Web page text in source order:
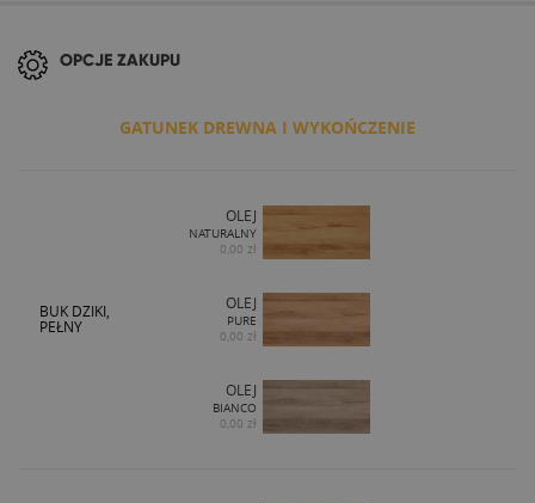
OPCJE ZAKUPU
GATUNEK DREWNA I WYKOŃCZENIE
BUK DZIKI,
PEŁNY
OLEJ
NATURALNY
0,00 zł
OLEJ
PURE
0,00 zł
OLEJ
BIANCO
0,00 zł